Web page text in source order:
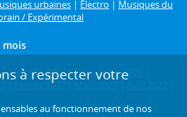
urbaines | Électro | Musiques du
/ Expérimental
mois
|Octobre 2026|Novembre 2026
Février 2027
à respecter votre
au fonctionnement de nos